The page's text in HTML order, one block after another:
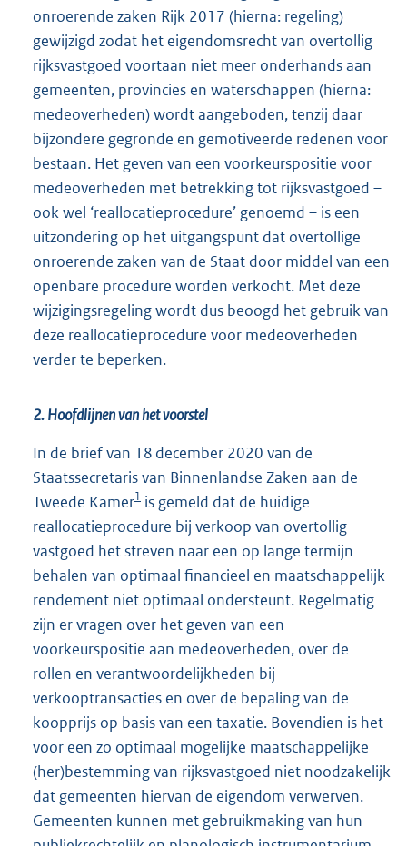
onroerende zaken Rijk 2017 (hierna: regeling)
gewijzigd zodat het eigendomsrecht van overtollig
rijksvastgoed voortaan niet meer onderhands aan
gemeenten, provincies en waterschappen (hierna:
medeoverheden) wordt aangeboden, tenzij daar
bijzondere gegronde en gemotiveerde redenen voor
bestaan. Het geven van een voorkeurspositie voor
medeoverheden met betrekking tot rijksvastgoed –
ook wel ‘reallocatieprocedure’ genoemd – is een
uitzondering op het uitgangspunt dat overtollige
onroerende zaken van de Staat door middel van een
openbare procedure worden verkocht. Met deze
wijzigingsregeling wordt dus beoogd het gebruik van
deze reallocatieprocedure voor medeoverheden
verder te beperken.
2. Hoofdlijnen van het voorstel
In de brief van 18 december 2020 van de
Staatssecretaris van Binnenlandse Zaken aan de
Tweede Kamer1 is gemeld dat de huidige
reallocatieprocedure bij verkoop van overtollig
vastgoed het streven naar een op lange termijn
behalen van optimaal financieel en maatschappelijk
rendement niet optimaal ondersteunt. Regelmatig
zijn er vragen over het geven van een
voorkeurspositie aan medeoverheden, over de
rollen en verantwoordelijkheden bij
verkooptransacties en over de bepaling van de
koopprijs op basis van een taxatie. Bovendien is het
voor een zo optimaal mogelijke maatschappelijke
(her)bestemming van rijksvastgoed niet noodzakelijk
dat gemeenten hiervan de eigendom verwerven.
Gemeenten kunnen met gebruikmaking van hun